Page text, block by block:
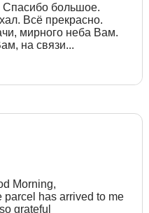
большое.
Всё прекрасно.
мирного неба Вам.
на связи...
Morning,
parcel has arrived to me
grateful